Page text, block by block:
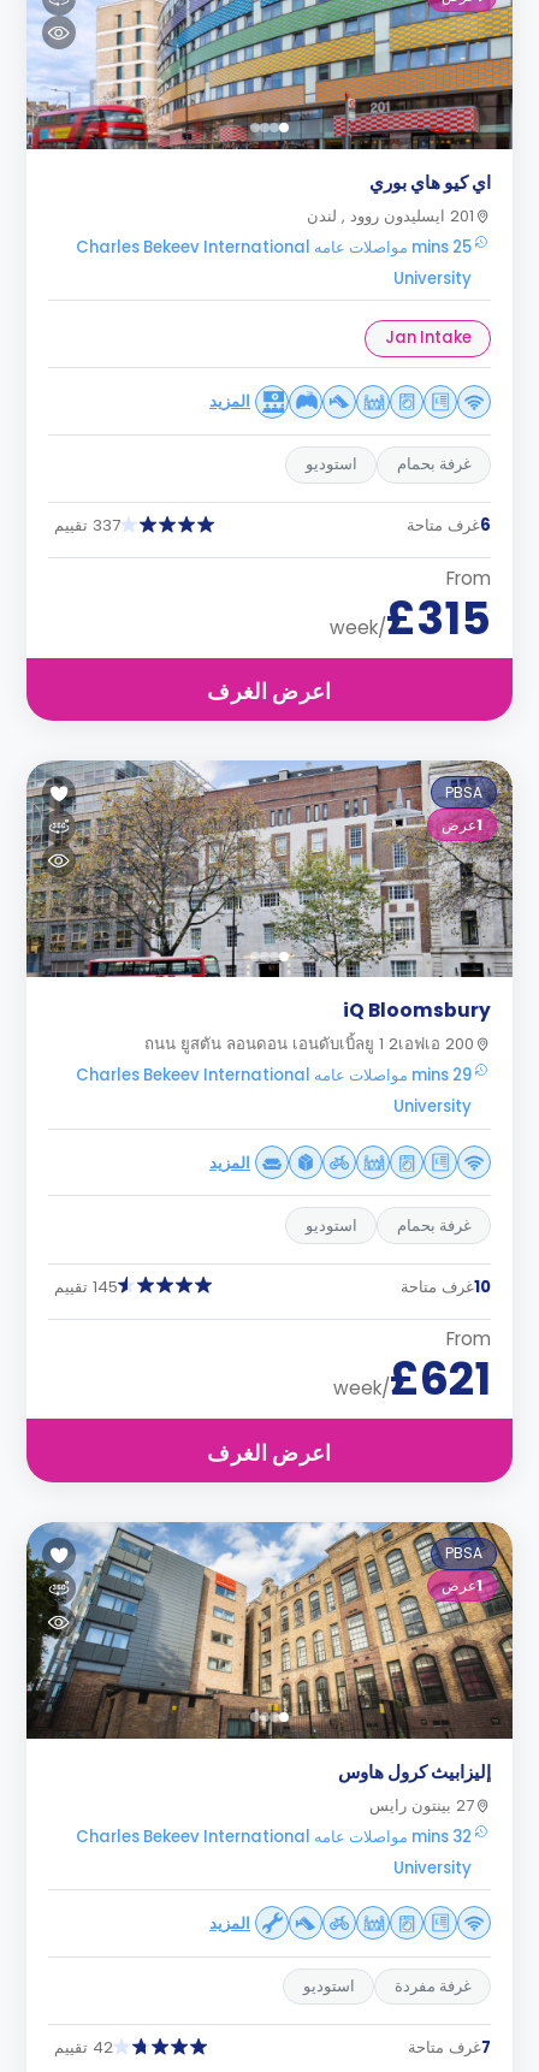
اي كيو هاي بوري
201 ايسليدون روود , لندن
25 mins مواصلات عامه Charles Bekeev International
University
Jan Intake
المزيد
غرفة بحمام استوديو
6غرف متاحة 337 تقييم
From
£315
/week
اعرض الغرف
PBSA
1عرض
iQ Bloomsbury
200 ถนน ยูสตัน ลอนดอน เอนดับเบิ้ลยู 1 2เอฟเอ
29 mins مواصلات عامه Charles Bekeev International
University
المزيد
غرفة بحمام استوديو
10غرف متاحة 145 تقييم
From
£621
/week
اعرض الغرف
PBSA
1عرض
إليزابيث كرول هاوس
27 بينتون رايس
32 mins مواصلات عامه Charles Bekeev International
University
المزيد
غرفة مفردة استوديو
7غرف متاحة 42 تقييم